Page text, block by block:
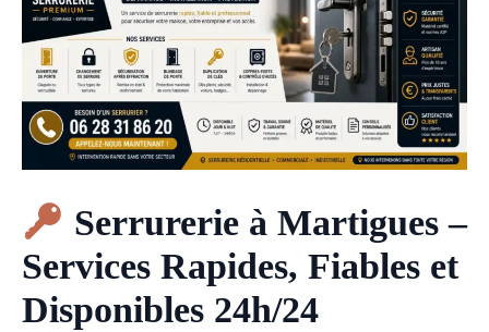
Serrurerie à Martigues –
Services Rapides, Fiables et
Disponibles 24h/24